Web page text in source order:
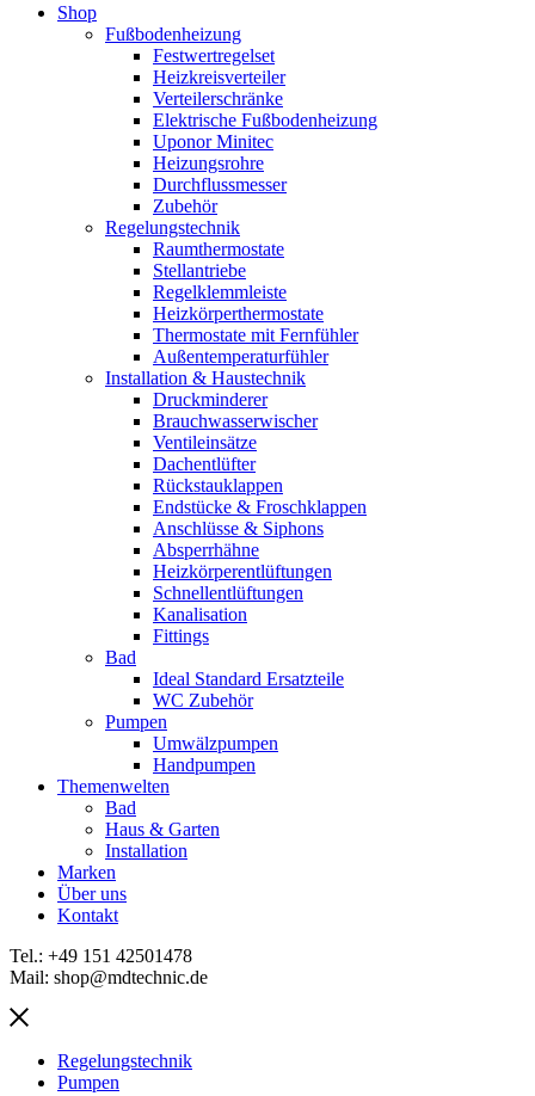
Shop
Fußbodenheizung
Festwertregelset
Heizkreisverteiler
Verteilerschränke
Elektrische Fußbodenheizung
Uponor Minitec
Heizungsrohre
Durchflussmesser
Zubehör
Regelungstechnik
Raumthermostate
Stellantriebe
Regelklemmleiste
Heizkörperthermostate
Thermostate mit Fernfühler
Außentemperaturfühler
Installation & Haustechnik
Druckminderer
Brauchwasserwischer
Ventileinsätze
Dachentlüfter
Rückstauklappen
Endstücke & Froschklappen
Anschlüsse & Siphons
Absperrhähne
Heizkörperentlüftungen
Schnellentlüftungen
Kanalisation
Fittings
Bad
Ideal Standard Ersatzteile
WC Zubehör
Pumpen
Umwälzpumpen
Handpumpen
Themenwelten
Bad
Haus & Garten
Installation
Marken
Über uns
Kontakt
Tel.: +49 151 42501478
Mail: shop@mdtechnic.de
Regelungstechnik
Pumpen